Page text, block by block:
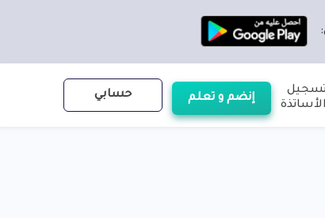
تسجيل
الأساتذة
إنضم و تعلم حسابي